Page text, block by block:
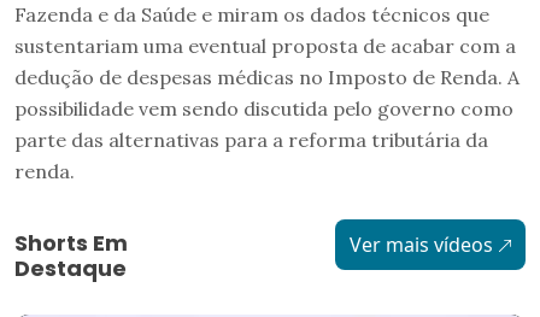
Fazenda e da Saúde e miram os dados técnicos que
sustentariam uma eventual proposta de acabar com a
dedução de despesas médicas no Imposto de Renda. A
possibilidade vem sendo discutida pelo governo como
parte das alternativas para a reforma tributária da
renda.
Shorts Em
Destaque
Ver mais vídeos